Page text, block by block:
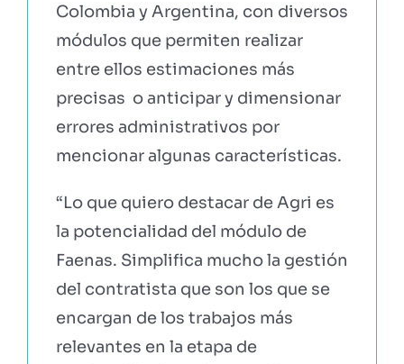
Colombia y Argentina, con diversos
módulos que permiten realizar
entre ellos estimaciones más
precisas o anticipar y dimensionar
errores administrativos por
mencionar algunas características.
“Lo que quiero destacar de Agri es
la potencialidad del módulo de
Faenas. Simplifica mucho la gestión
del contratista que son los que se
encargan de los trabajos más
relevantes en la etapa de